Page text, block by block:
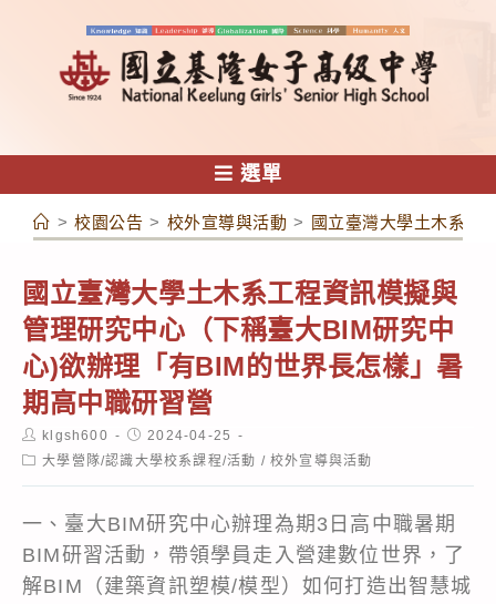
容
選單
> 校園公告 > 校外宣導與活動 > 國立臺灣大學土木系工
國立臺灣大學土木系工程資訊模擬與
管理研究中心（下稱臺大BIM研究中
心)欲辦理「有BIM的世界長怎樣」暑
期高中職研習營
Post
author:
klgsh600
Post
published:
2024-04-25
Post大學營隊/認識大學校系課程/活動 / 校外宣導與活動
一、臺大BIM研究中心辦理為期3日高中職暑期
BIM研習活動，帶領學員走入營建數位世界，了
解BIM（建築資訊塑模/模型）如何打造出智慧城